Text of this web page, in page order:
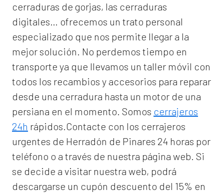
cerraduras de gorjas, las cerraduras
digitales… ofrecemos un trato personal
especializado que nos permite llegar a la
mejor solución. No perdemos tiempo en
transporte ya que llevamos un taller móvil con
todos los recambios y accesorios para reparar
desde una cerradura hasta un motor de una
persiana en el momento. Somos cerrajeros
24h rápidos.Contacte con los cerrajeros
urgentes de Herradón de Pinares 24 horas por
teléfono o a través de nuestra página web. Si
se decide a visitar nuestra web, podrá
descargarse un cupón descuento del 15% en